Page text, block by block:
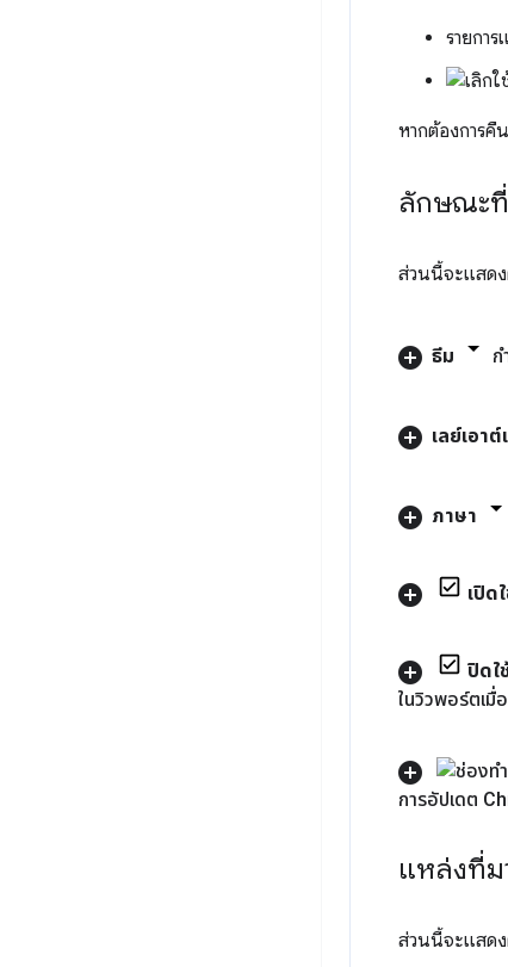
รายกา
หากต้องการคื
ลักษณะ
ส่วนนี้จะแสด
ธีม ก
เลย์เอา
ภาษา
เปิด
ปิดใ
ในวิวพอร์ตเมื่
การอัปเดต
แหล่งที่ม
ส่วนนี้จะแสดง